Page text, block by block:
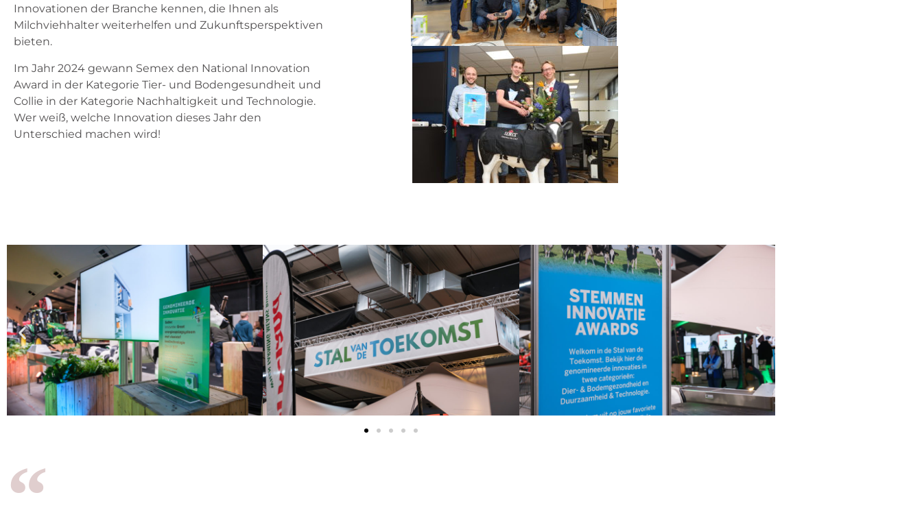
Innovationen der Branche kennen, die Ihnen als
Milchviehhalter weiterhelfen und Zukunftsperspektiven
bieten.
Im Jahr 2024 gewann Semex den National Innovation
Award in der Kategorie Tier- und Bodengesundheit und
Collie in der Kategorie Nachhaltigkeit und Technologie.
Wer weiß, welche Innovation dieses Jahr den
Unterschied machen wird!